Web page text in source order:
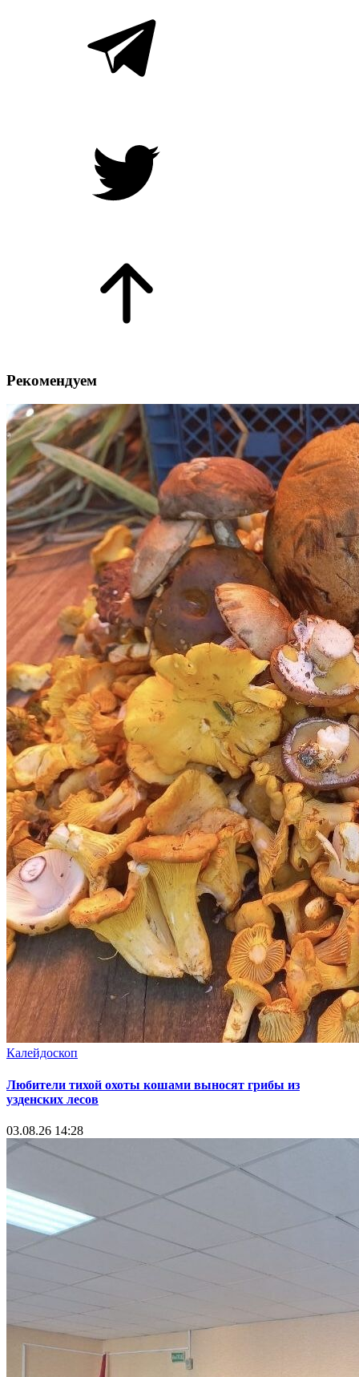
Рекомендуем
Калейдоскоп
Любители тихой охоты кошами выносят грибы из
узденских лесов
03.08.26 14:28